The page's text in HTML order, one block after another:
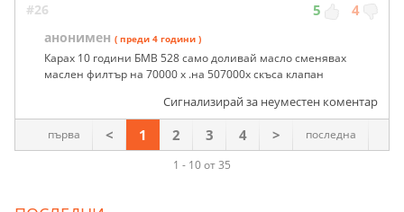
#26 5 4
анонимен ( преди 4 години )
Карах 10 години БМВ 528 само доливай масло сменявах
маслен филтър на 70000 х .на 507000х скъса клапан
Сигнализирай за неуместен коментар
1 - 10 от 35
първа < 1 2 3 4 > последна